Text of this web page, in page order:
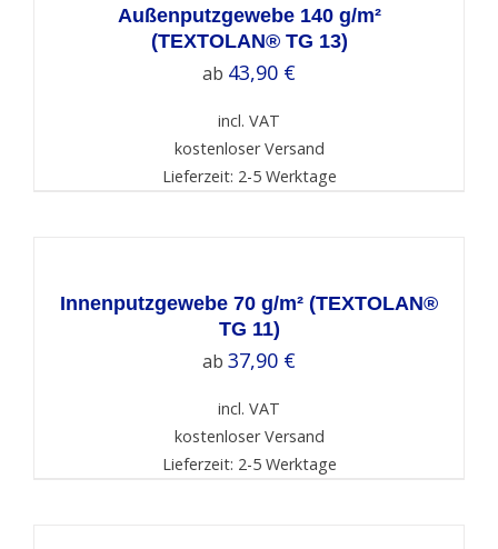
Außenputzgewebe 140 g/m²
(TEXTOLAN® TG 13)
ab 43,90 €
incl. VAT
kostenloser Versand
Lieferzeit: 2-5 Werktage
DETAILS
Innenputzgewebe 70 g/m² (TEXTOLAN®
TG 11)
ab 37,90 €
incl. VAT
kostenloser Versand
Lieferzeit: 2-5 Werktage